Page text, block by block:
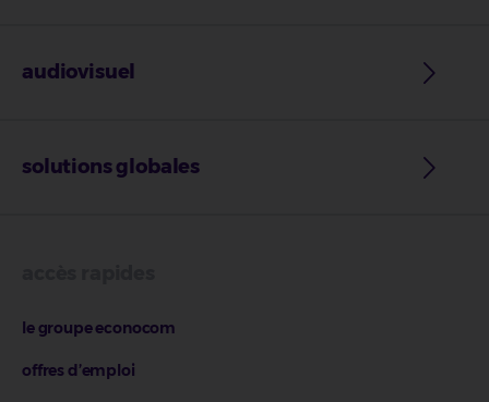
audiovisuel
solutions globales
le groupe econocom
offres d’emploi